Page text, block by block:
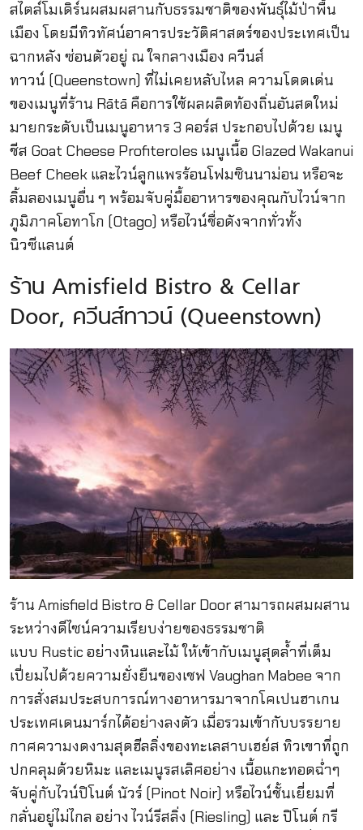
สไตล์โมเดิร์นผสมผสานกับธรรมชาติของพันธุ์ไม้ป่าพื้น
เมือง โดยมีทิวทัศน์อาคารประวัติศาสตร์ของประเทศเป็น
ฉากหลัง ซ่อนตัวอยู่ ณ ใจกลางเมือง ควีนส์
ทาวน์ (Queenstown) ที่ไม่เคยหลับไหล ความโดดเด่น
ของเมนูที่ร้าน Rātā คือการใช้ผลผลิตท้องถิ่นอันสดใหม่
มายกระดับเป็นเมนูอาหาร 3 คอร์ส ประกอบไปด้วย เมนู
ชีส Goat Cheese Profiteroles เมนูเนื้อ Glazed Wakanui
Beef Cheek และไวน์ลูกแพรร้อนโฟมซินนาม่อน หรือจะ
ลิ้มลองเมนูอื่น ๆ พร้อมจับคู่มื้ออาหารของคุณกับไวน์จาก
ภูมิภาคโอทาโก (Otago) หรือไวน์ชื่อดังจากทั่วทั้ง
นิวซีแลนด์
ร้าน Amisfield Bistro & Cellar
Door, ควีนส์ทาวน์ (Queenstown)
ร้าน Amisfield Bistro & Cellar Door สามารถผสมผสาน
ระหว่างดีไซน์ความเรียบง่ายของธรรมชาติ
แบบ Rustic อย่างหินและไม้ ให้เข้ากับเมนูสุดล้ำที่เต็ม
เปี่ยมไปด้วยความยั่งยืนของเชฟ Vaughan Mabee จาก
การสั่งสมประสบการณ์ทางอาหารมาจากโคเปนฮาเกน
ประเทศเดนมาร์กได้อย่างลงตัว เมื่อรวมเข้ากับบรรยาย
กาศความงดงามสุดฮีลลิ่งของทะเลสาบเฮย์ส ทิวเขาที่ถูก
ปกคลุมด้วยหิมะ และเมนูรสเลิศอย่าง เนื้อแกะทอดฉ่ำๆ
จับคู่กับไวน์ปิโนต์ นัวร์ (Pinot Noir) หรือไวน์ชั้นเยี่ยมที่
กลั่นอยู่ไม่ไกล อย่าง ไวน์รีสลิ่ง (Riesling) และ ปิโนต์ กรี